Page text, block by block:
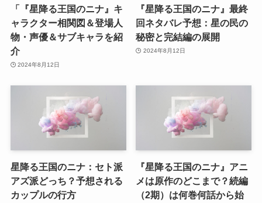
「『星降る王国のニナ』キ
ャラクター相関図＆登場人
物・声優＆サブキャラを紹
介
2024年8月12日
『星降る王国のニナ』最終
回ネタバレ予想：星の民の
秘密と完結編の展開
2024年8月12日
星降る王国のニナ：セト派
アズ派どっち？予想される
カップルの行方
『星降る王国のニナ』アニ
メは原作のどこまで？続編
（2期）は何巻何話から始